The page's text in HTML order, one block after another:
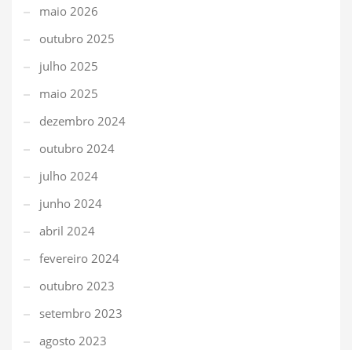
maio 2026
outubro 2025
julho 2025
maio 2025
dezembro 2024
outubro 2024
julho 2024
junho 2024
abril 2024
fevereiro 2024
outubro 2023
setembro 2023
agosto 2023